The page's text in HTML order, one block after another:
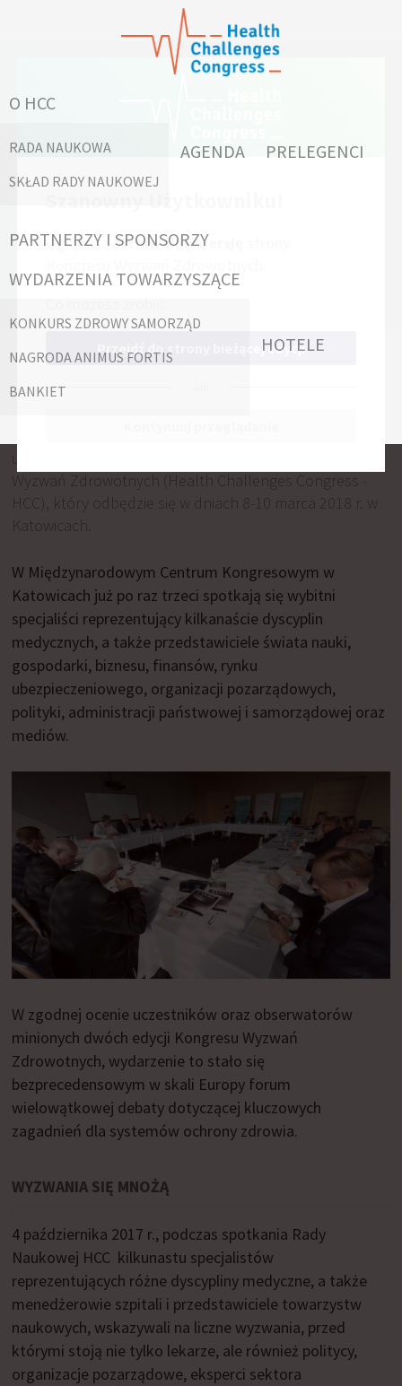
O HCC
RADA NAUKOWA
SKŁAD RADY NAUKOWEJ
AGENDA PRELEGENCI
PARTNERZY I SPONSORZY
WYDARZENIA TOWARZYSZĄCE
KONKURS ZDROWY SAMORZĄD
NAGRODA ANIMUS FORTIS
BANKIET
HOTELE
KONGRES WYZWAŃ
ZDROWOTNYCH:
TRUDNE PYTANIA
Dokąd zmierza medycyna w dobie szybkiego rozwoju
technologicznego, wpływ stanu zdrowia społeczeństw
Wyzwań Zdrowotnych (Health Challenges Congress -
HCC), który odbędzie się w dniach 8-10 marca 2018 r. w
Katowicach.
W Międzynarodowym Centrum Kongresowym w
Katowicach już po raz trzeci spotkają się wybitni
specjaliści reprezentujący kilkanaście dyscyplin
medycznych, a także przedstawiciele świata nauki,
gospodarki, biznesu, finansów, rynku
ubezpieczeniowego, organizacji pozarządowych,
polityki, administracji państwowej i samorządowej oraz
mediów.
W zgodnej ocenie uczestników oraz obserwatorów
minionych dwóch edycji Kongresu Wyzwań
Zdrowotnych, wydarzenie to stało się
bezprecedensowym w skali Europy forum
wielowątkowej debaty dotyczącej kluczowych
zagadnień dla systemów ochrony zdrowia.
WYZWANIA SIĘ MNOŻĄ
4 października 2017 r., podczas spotkania Rady
Naukowej HCC kilkunastu specjalistów
reprezentujących różne dyscypliny medyczne, a także
menedżerowie szpitali i przedstawiciele towarzystw
naukowych, wskazywali na liczne wyzwania, przed
którymi stoją nie tylko lekarze, ale również politycy,
organizacje pozarządowe, eksperci sektora
Oglądasz archiwalną wersję
Przejdź do strony bieżącej edycji